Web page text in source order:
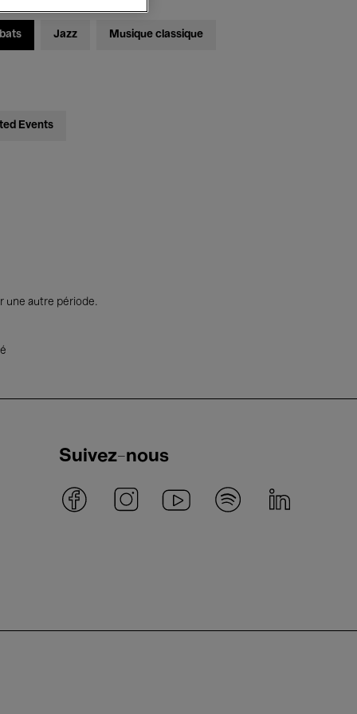
Jazz Musique classique
Events
une autre période.
Suivez-nous